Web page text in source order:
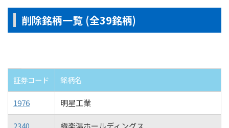
削除銘柄一覧 (全39銘柄)
証券コード 銘柄名
1976 明星工業